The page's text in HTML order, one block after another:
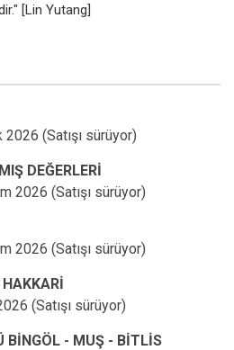
[Lin Yutang]
DEĞERLERİ
BİNGÖL - MUŞ - BİTLİS